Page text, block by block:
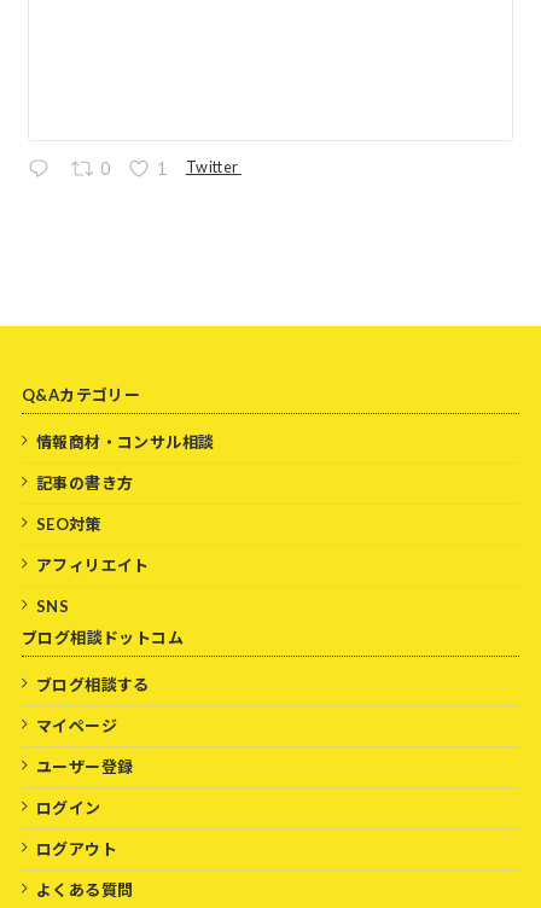
0 1 Twitter
Q&Aカテゴリー
情報商材・コンサル相談
記事の書き方
SEO対策
アフィリエイト
SNS
ブログ相談ドットコム
ブログ相談する
マイページ
ユーザー登録
ログイン
ログアウト
よくある質問